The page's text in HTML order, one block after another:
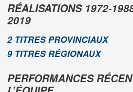
RÉALISATIONS 1972-
2019
2 TITRES PROVINCIAUX
9 TITRES RÉGIONAUX
PERFORMANCES